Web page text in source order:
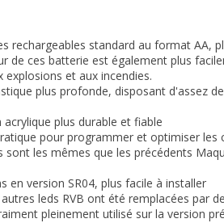
rechargeables standard au format AA,
de ces batterie est également plus
et aux incendies.
plus profonde, disposant d'assez
plus durable et fiable
pour programmer et optimiser les
les mêmes que les précédents
en version SR04, plus facile à installer
leds RVB ont été remplacées par
pleinement utilisé sur la version